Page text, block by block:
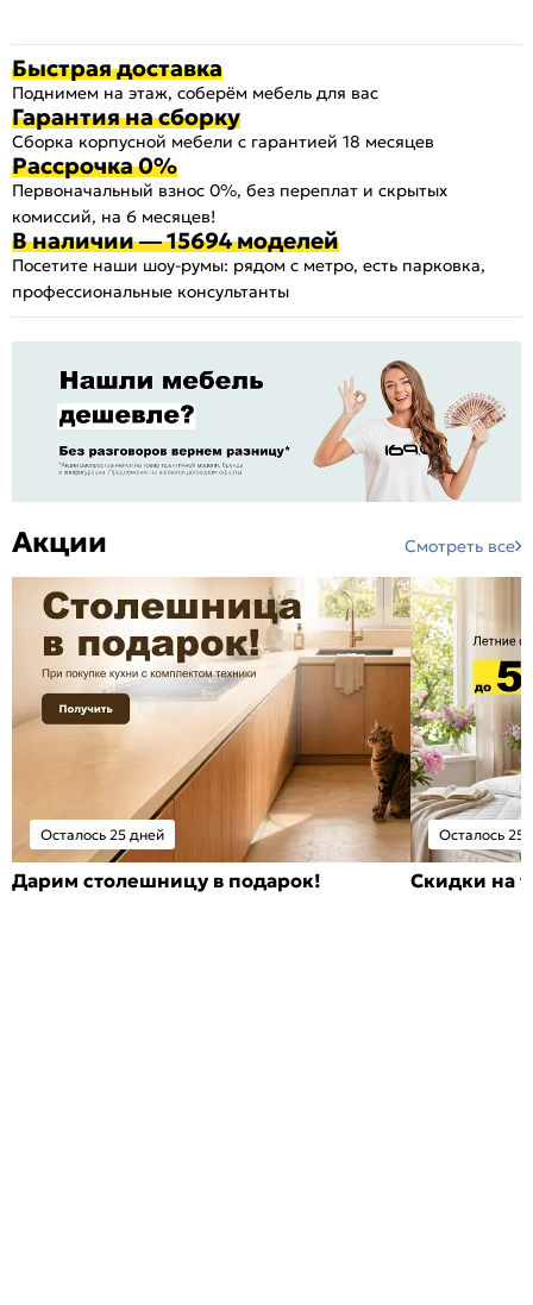
Быстрая доставка
Поднимем на этаж, соберём мебель для вас
Гарантия на сборку
Сборка корпусной мебели с гарантией 18 месяцев
Рассрочка 0%
Первоначальный взнос 0%, без переплат и скрытых
комиссий, на 6 месяцев!
В наличии — 15694 моделей
Посетите наши шоу-румы: рядом с метро, есть парковка,
профессиональные консультанты
Акции Смотреть все
Осталось 25 дней
Дарим столешницу в подарок!
Осталось 25
Скидки на